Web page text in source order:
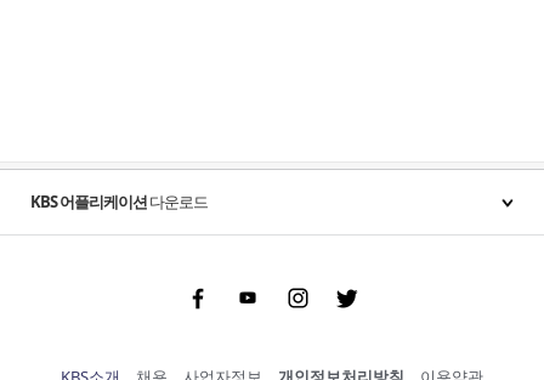
KBS 어플리케이션다운로드
FacebookYoutubeInstgram Twitter